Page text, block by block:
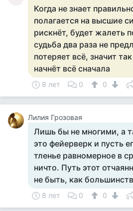
Когда не знает
полагается на высшие
рискнёт, будет жалеть
судьба два раза не
потеряет всё, значит
начнёт всё сначала
8 лет 0 0
Лилия Грозовая
Лишь бы не многими, а
это фейерверк и пусть
тленье равномерное в
ничто. Путь этот
не быть, как
8 лет 0 0